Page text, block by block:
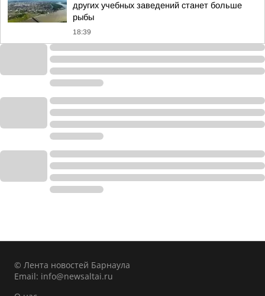
других учебных заведений станет больше
рыбы
18:39
© Лента новостей Барнаула
Email: info@newsaltai.ru